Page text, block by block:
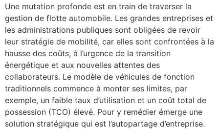
Une mutation profonde est en train de traverser la
gestion de flotte automobile. Les grandes entreprises et
les administrations publiques sont obligées de revoir
leur stratégie de mobilité, car elles sont confrontées à la
hausse des coûts, à l’urgence de la transition
énergétique et aux nouvelles attentes des
collaborateurs. Le modèle de véhicules de fonction
traditionnels commence à monter ses limites, par
exemple, un faible taux d’utilisation et un coût total de
possession (TCO) élevé. Pour y remédier émerge une
solution stratégique qui est l’autopartage d’entreprise.